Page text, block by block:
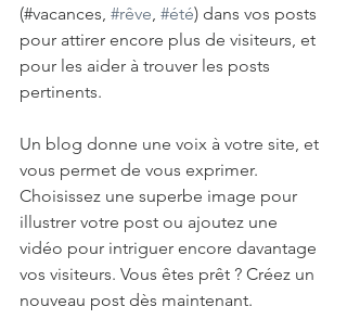
(#vacances, #rêve, #été) dans vos posts
pour attirer encore plus de visiteurs, et
pour les aider à trouver les posts
pertinents.
Un blog donne une voix à votre site, et
vous permet de vous exprimer.
Choisissez une superbe image pour
illustrer votre post ou ajoutez une
vidéo pour intriguer encore davantage
vos visiteurs. Vous êtes prêt ? Créez un
nouveau post dès maintenant.